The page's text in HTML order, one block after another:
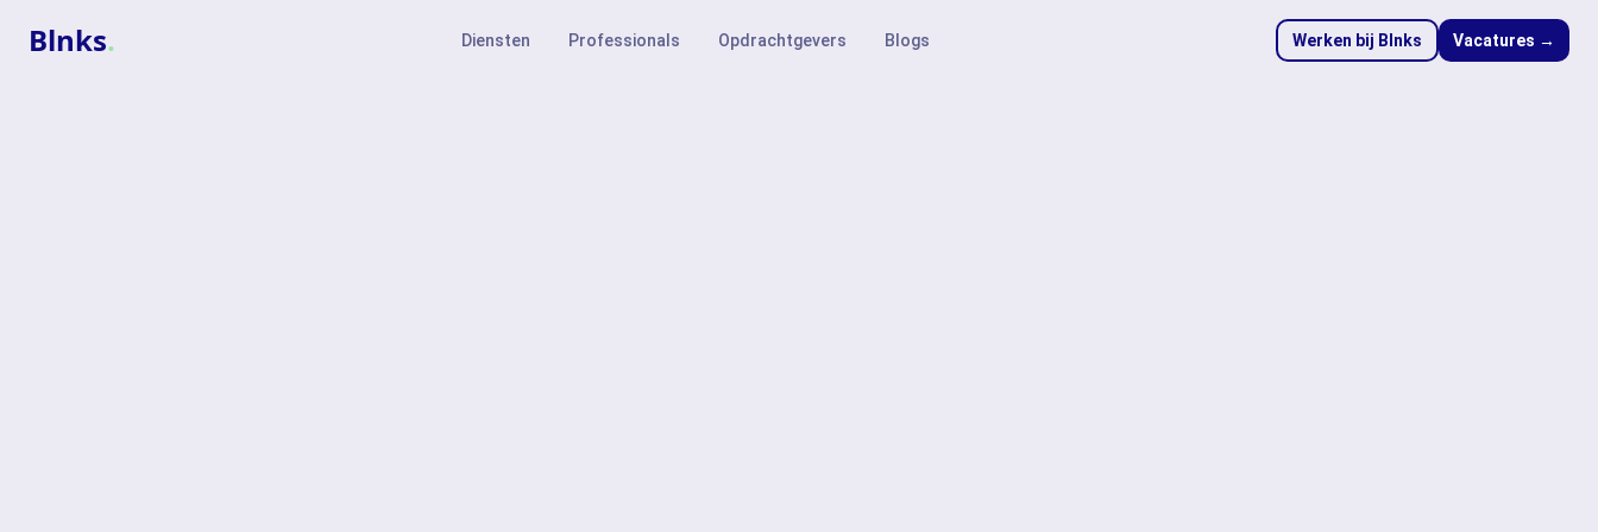
Blnks. Diensten Professionals Opdrachtgevers Blogs Werken bij Blnks Vacatures →